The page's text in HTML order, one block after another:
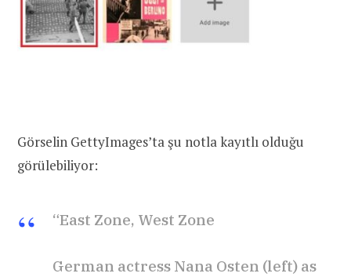
Görselin GettyImages’ta şu notla kayıtlı olduğu
görülebiliyor:
“East Zone, West Zone
German actress Nana Osten (left) as